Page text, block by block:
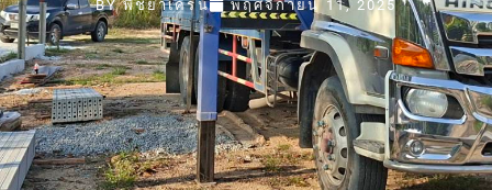
BYพิชยาเครน พฤศจิกายน 11, 2025